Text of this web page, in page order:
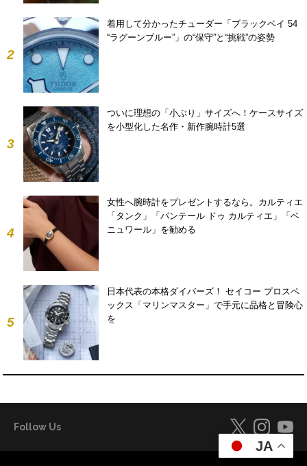
2
着用して分かったチューダー「ブラックベイ 54
“ラグーンブルー”」の“保守”と“挑戦”の姿勢
3
ついに理想の「小ぶり」サイズへ！ケースサイズ
を小型化した名作・新作腕時計5選
4
女性へ腕時計をプレゼントするなら。カルティエ
「タンク」「パンテール ドゥ カルティエ」「ベ
ニュワール」を勧める
5
日本代表の本格ダイバーズ！ セイコー プロスペ
ックス「マリンマスター」で手元に品格と冒険心
を
Follow Us
JA